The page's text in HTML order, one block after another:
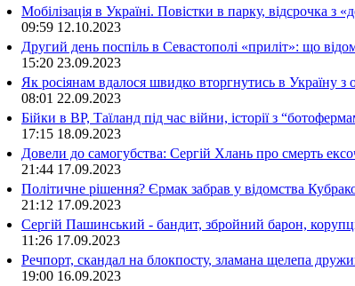
Мобілізація в Україні. Повістки в парку, відсрочка з
09:59 12.10.2023
Другий день поспіль в Севастополі «приліт»: що
15:20 23.09.2023
Як росіянам вдалося швидко вторгнутись в Україну
08:01 22.09.2023
Бійки в ВР, Таїланд під час війни, історії з
17:15 18.09.2023
Довели до самогубства: Сергій Хлань про смерть
21:44 17.09.2023
Політичне рішення? Єрмак забрав у відомства
21:12 17.09.2023
Сергій Пашинський - бандит, збройний барон,
11:26 17.09.2023
Речпорт, скандал на блокпосту, зламана щелепа
19:00 16.09.2023